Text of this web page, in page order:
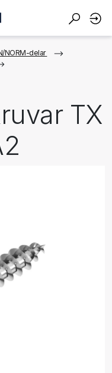
NORM-delar
TX